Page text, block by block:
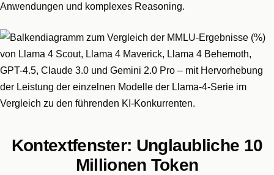
Anwendungen und komplexes Reasoning.
Kontextfenster: Unglaubliche 10
Millionen Token